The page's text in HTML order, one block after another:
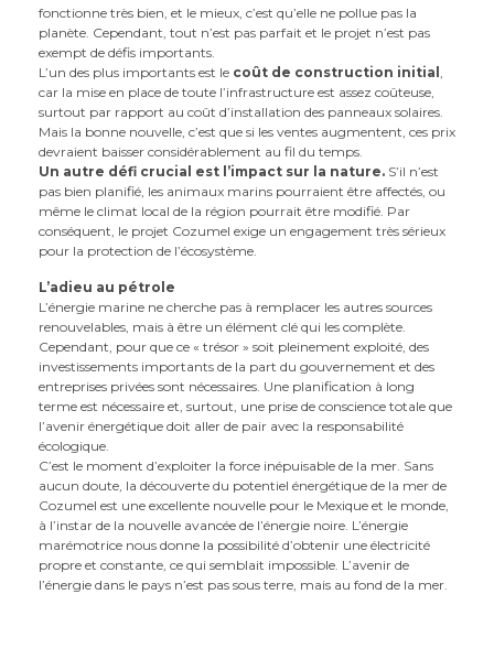
fonctionne très bien, et le mieux, c’est qu’elle ne pollue pas la
planète. Cependant, tout n’est pas parfait et le projet n’est pas
exempt de défis importants.
L’un des plus importants est le coût de construction initial ,
car la mise en place de toute l’infrastructure est assez coûteuse,
surtout par rapport au coût d’installation des panneaux solaires.
Mais la bonne nouvelle, c’est que si les ventes augmentent, ces prix
devraient baisser considérablement au fil du temps.
Un autre défi crucial est l’impact sur la nature. S’il n’est
pas bien planifié, les animaux marins pourraient être affectés, ou
même le climat local de la région pourrait être modifié. Par
conséquent, le projet Cozumel exige un engagement très sérieux
pour la protection de l’écosystème.
L’adieu au pétrole
L’énergie marine ne cherche pas à remplacer les autres sources
renouvelables, mais à être un élément clé qui les complète.
Cependant, pour que ce « trésor » soit pleinement exploité, des
investissements importants de la part du gouvernement et des
entreprises privées sont nécessaires. Une planification à long
terme est nécessaire et, surtout, une prise de conscience totale que
l’avenir énergétique doit aller de pair avec la responsabilité
écologique.
C’est le moment d’exploiter la force inépuisable de la mer. Sans
aucun doute, la découverte du potentiel énergétique de la mer de
Cozumel est une excellente nouvelle pour le Mexique et le monde,
à l’instar de la nouvelle avancée de l’énergie noire. L’énergie
marémotrice nous donne la possibilité d’obtenir une électricité
propre et constante, ce qui semblait impossible. L’avenir de
l’énergie dans le pays n’est pas sous terre, mais au fond de la mer.